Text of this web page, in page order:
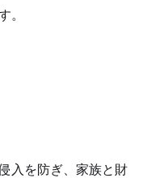
。
入を防ぎ、家族と財